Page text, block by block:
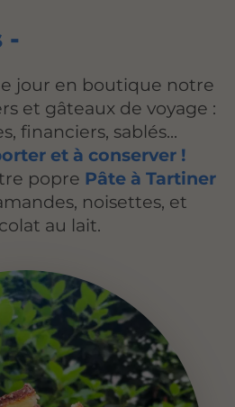
-
jour en boutique notre
et gâteaux de voyage :
financiers, sablés...
et à conserver !
popre Pâte à Tartiner
noisettes, et
au lait.